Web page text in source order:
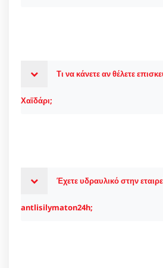
Τι να κάνετε αν θέλετε
Χαϊδάρι;
Έχετε υδραυλικό στην
antlisilymaton24h;